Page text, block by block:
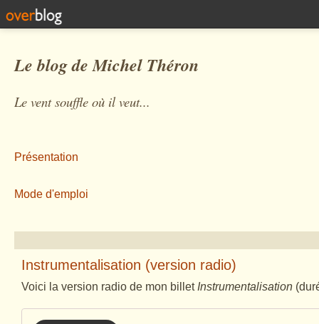
Le blog de Michel Théron
Le vent souffle où il veut...
Présentation
Mode d'emploi
Instrumentalisation (version radio)
Voici la version radio de mon billet Instrumentalisation